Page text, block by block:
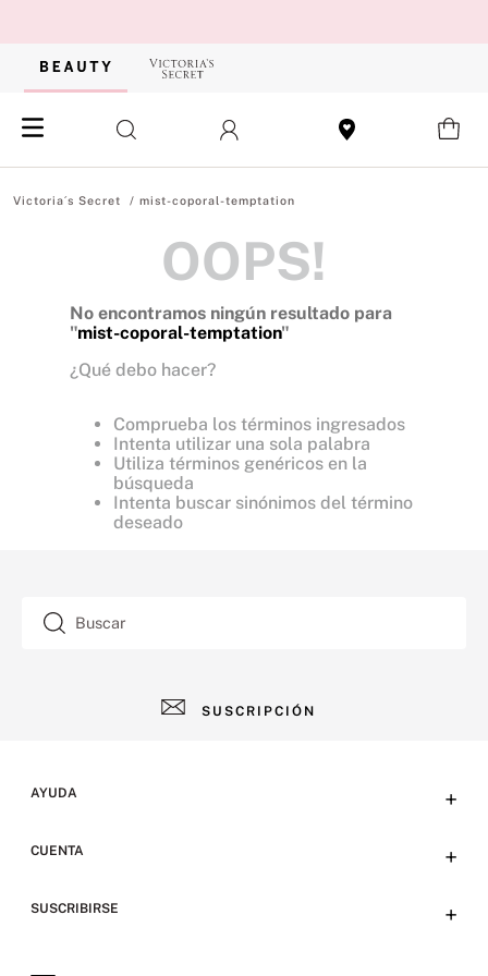
mist-coporal-temptation
OOPS!
No encontramos ningún resultado para
"mist-coporal-temptation"
¿Qué debo hacer?
Comprueba los términos ingresados
Intenta utilizar una sola palabra
Utiliza términos genéricos en la
búsqueda
Intenta buscar sinónimos del término
deseado
Buscar
SUSCRIPCIÓN
AYUDA +
Preguntas frecuentes
CUENTA +
SUSCRIBIRSE +